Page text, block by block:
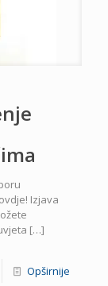
Izjava
[…]
Opširnije